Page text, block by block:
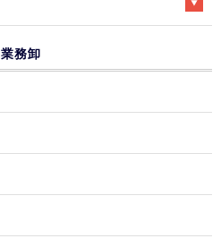
業務卸